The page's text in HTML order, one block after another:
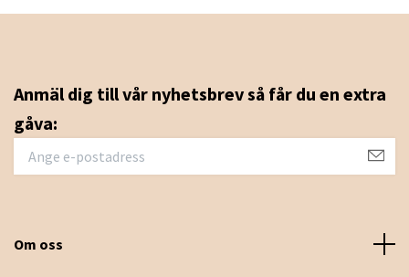
Anmäl dig till vår nyhetsbrev så får du en extra
gåva:
Om oss